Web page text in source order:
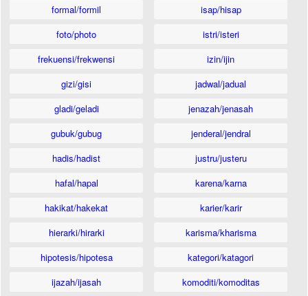
formal/formil
foto/photo
frekuensi/frekwensi
gizi/gisi
gladi/geladi
gubuk/gubug
hadis/hadist
hafal/hapal
hakikat/hakekat
hierarki/hirarki
hipotesis/hipotesa
ijazah/ijasah
isap/hisap
istri/isteri
izin/ijin
jadwal/jadual
jenazah/jenasah
jenderal/jendral
justru/justeru
karena/karna
karier/karir
karisma/kharisma
kategori/katagori
komoditi/komoditas